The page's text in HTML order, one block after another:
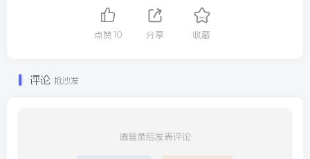
点赞 10 分享 收藏
评论 抢沙发
请登录后发表评论